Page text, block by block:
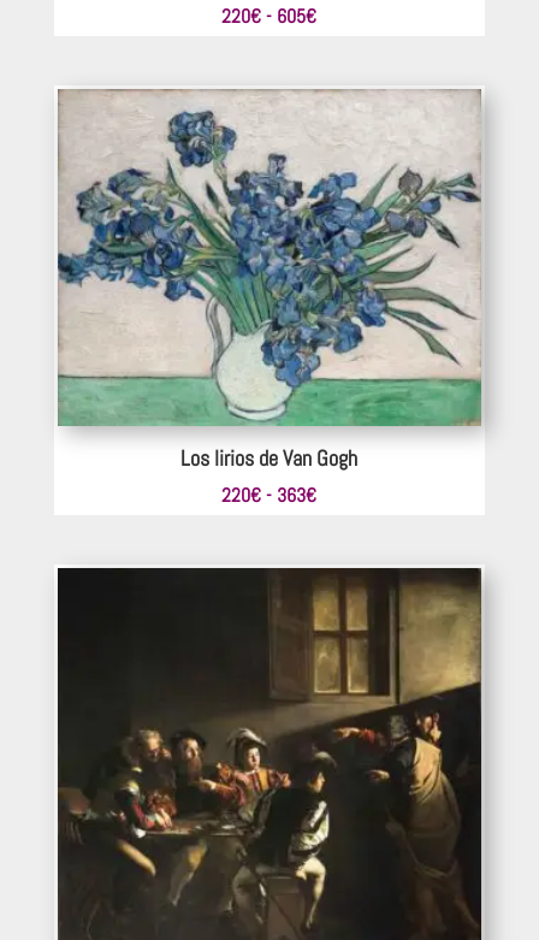
220€ - 605€Rango
desde
220€
hasta
605€
Los lirios de Van Gogh
220€ - 363€Rango
desde
220€
hasta
363€